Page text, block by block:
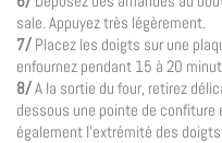
sale. Appuyez très légèrement.
7/ Placez les doigts sur une
enfournez pendant 15 à 20
8/A la sortie du four, retirez
dessous une pointe de
également l’extrémité des